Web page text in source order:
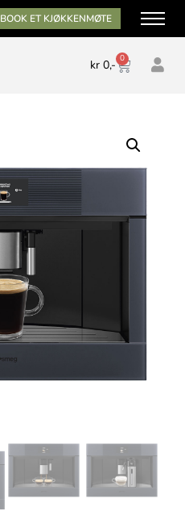
BOOK ET KJØKKENMØTE
kr0,- 0